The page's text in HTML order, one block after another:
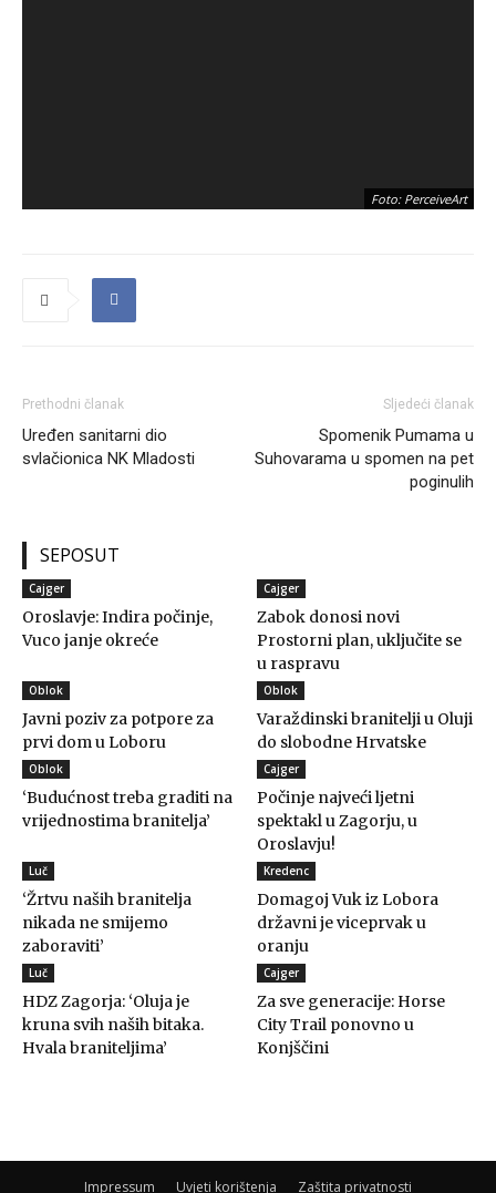
Foto: PerceiveArt
Prethodni članak
Uređen sanitarni dio
svlačionica NK Mladosti
Sljedeći članak
Spomenik Pumama u
Suhovarama u spomen na pet
poginulih
SEPOSUT
Cajger
Oroslavje: Indira počinje,
Vuco janje okreće
Cajger
Zabok donosi novi
Prostorni plan, uključite se
u raspravu
Oblok
Javni poziv za potpore za
prvi dom u Loboru
Oblok
Varaždinski branitelji u Oluji
do slobodne Hrvatske
Oblok
‘Budućnost treba graditi na
vrijednostima branitelja’
Cajger
Počinje najveći ljetni
spektakl u Zagorju, u
Oroslavju!
Luč
‘Žrtvu naših branitelja
nikada ne smijemo
zaboraviti’
Kredenc
Domagoj Vuk iz Lobora
državni je viceprvak u
oranju
Luč
HDZ Zagorja: ‘Oluja je
kruna svih naših bitaka.
Hvala braniteljima’
Cajger
Za sve generacije: Horse
City Trail ponovno u
Konjščini
Impressum Uvjeti korištenja Zaštita privatnosti